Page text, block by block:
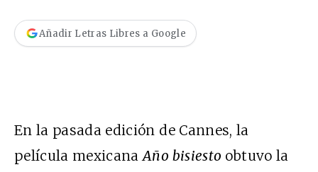
Añadir Letras Libres a Google
En la pasada edición de Cannes, la
película mexicanaAño bisiesto obtuvo la